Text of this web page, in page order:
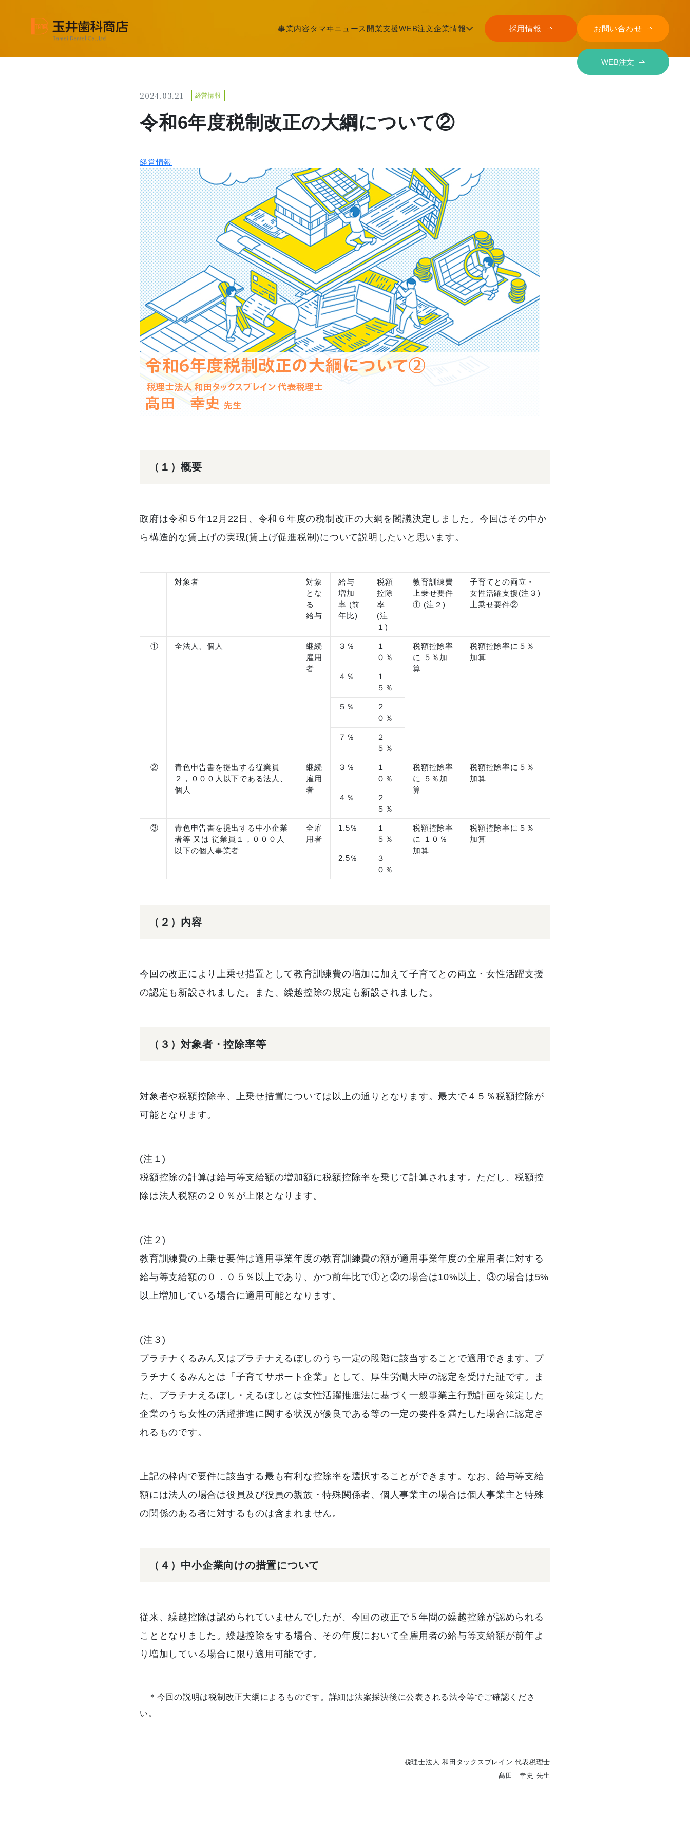
事業内容 タマヰニュース 開業支援WEB注文企業情報 採用情報 お問い合わせ
WEB注文
2024.03.21 経営情報
令和6年度税制改正の大綱について②
経営情報
（１）概要
政府は令和５年12月22日、令和６年度の税制改正の大綱を閣議決定しました。今回はその中か
ら構造的な賃上げの実現(賃上げ促進税制)について説明したいと思います。
対象者
対象
とな
る
給与
給与
増加
率 (前
年比)
税額
控除
率
(注
１)
教育訓練費
上乗せ要件
① (注２)
子育てとの両立・
女性活躍支援(注３)
上乗せ要件②
① 全法人、個人
継続
雇用
者
３％
１
０％
税額控除率
に ５％加
算
税額控除率に５％
加算
４％
１
５％
５％
２
０％
７％
２
５％
②
青色申告書を提出する従業員
２，０００人以下である法人、
個人
継続
雇用
者
３％
１
０％
税額控除率
に ５％加
算
税額控除率に５％
加算
４％
２
５％
③
青色申告書を提出する中小企業
者等 又は 従業員１，０００人
以下の個人事業者
全雇
用者
1.5％
１
５％
税額控除率
に １０％
加算
税額控除率に５％
加算
2.5％
３
０％
（２）内容
今回の改正により上乗せ措置として教育訓練費の増加に加えて子育てとの両立・女性活躍支援
の認定も新設されました。また、繰越控除の規定も新設されました。
（３）対象者・控除率等
対象者や税額控除率、上乗せ措置については以上の通りとなります。最大で４５％税額控除が
可能となります。
(注１)
税額控除の計算は給与等支給額の増加額に税額控除率を乗じて計算されます。ただし、税額控
除は法人税額の２０％が上限となります。
(注２)
教育訓練費の上乗せ要件は適用事業年度の教育訓練費の額が適用事業年度の全雇用者に対する
給与等支給額の０．０５％以上であり、かつ前年比で①と②の場合は10%以上、③の場合は5%
以上増加している場合に適用可能となります。
(注３)
プラチナくるみん又はプラチナえるぼしのうち一定の段階に該当することで適用できます。プ
ラチナくるみんとは「子育てサポート企業」として、厚生労働大臣の認定を受けた証です。ま
た、プラチナえるぼし・えるぼしとは女性活躍推進法に基づく一般事業主行動計画を策定した
企業のうち女性の活躍推進に関する状況が優良である等の一定の要件を満たした場合に認定さ
れるものです。
上記の枠内で要件に該当する最も有利な控除率を選択することができます。なお、給与等支給
額には法人の場合は役員及び役員の親族・特殊関係者、個人事業主の場合は個人事業主と特殊
の関係のある者に対するものは含まれません。
（４）中小企業向けの措置について
従来、繰越控除は認められていませんでしたが、今回の改正で５年間の繰越控除が認められる
こととなりました。繰越控除をする場合、その年度において全雇用者の給与等支給額が前年よ
り増加している場合に限り適用可能です。
＊今回の説明は税制改正大綱によるものです。詳細は法案採決後に公表される法令等でご確認くださ
い。
税理士法人 和田タックスブレイン 代表税理士
髙田 幸史 先生